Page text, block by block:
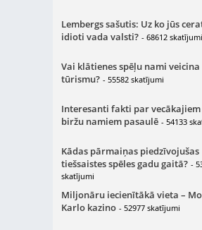
Lembergs sašutis: Uz ko jūs
idioti vada valsti? - 68612 skatījumi
Vai klātienes spēļu nami veicina
tūrismu? - 55582 skatījumi
Interesanti fakti par vecākajiem
biržu namiem pasaulē - 54133
Kādas pārmaiņas piedzīvojušas
tiešsaistes spēles gadu gaitā? -
skatījumi
Miljonāru iecienītākā vieta –
Karlo kazino - 52977 skatījumi